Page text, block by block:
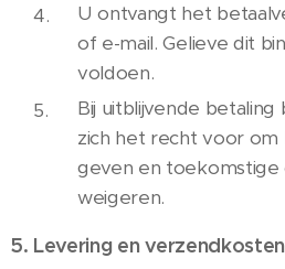
U ontvangt het
of e-mail. Gelieve dit
voldoen.
Bij uitblijvende betaling
zich het recht voor
geven en
weigeren.
5. Levering en verzendkosten